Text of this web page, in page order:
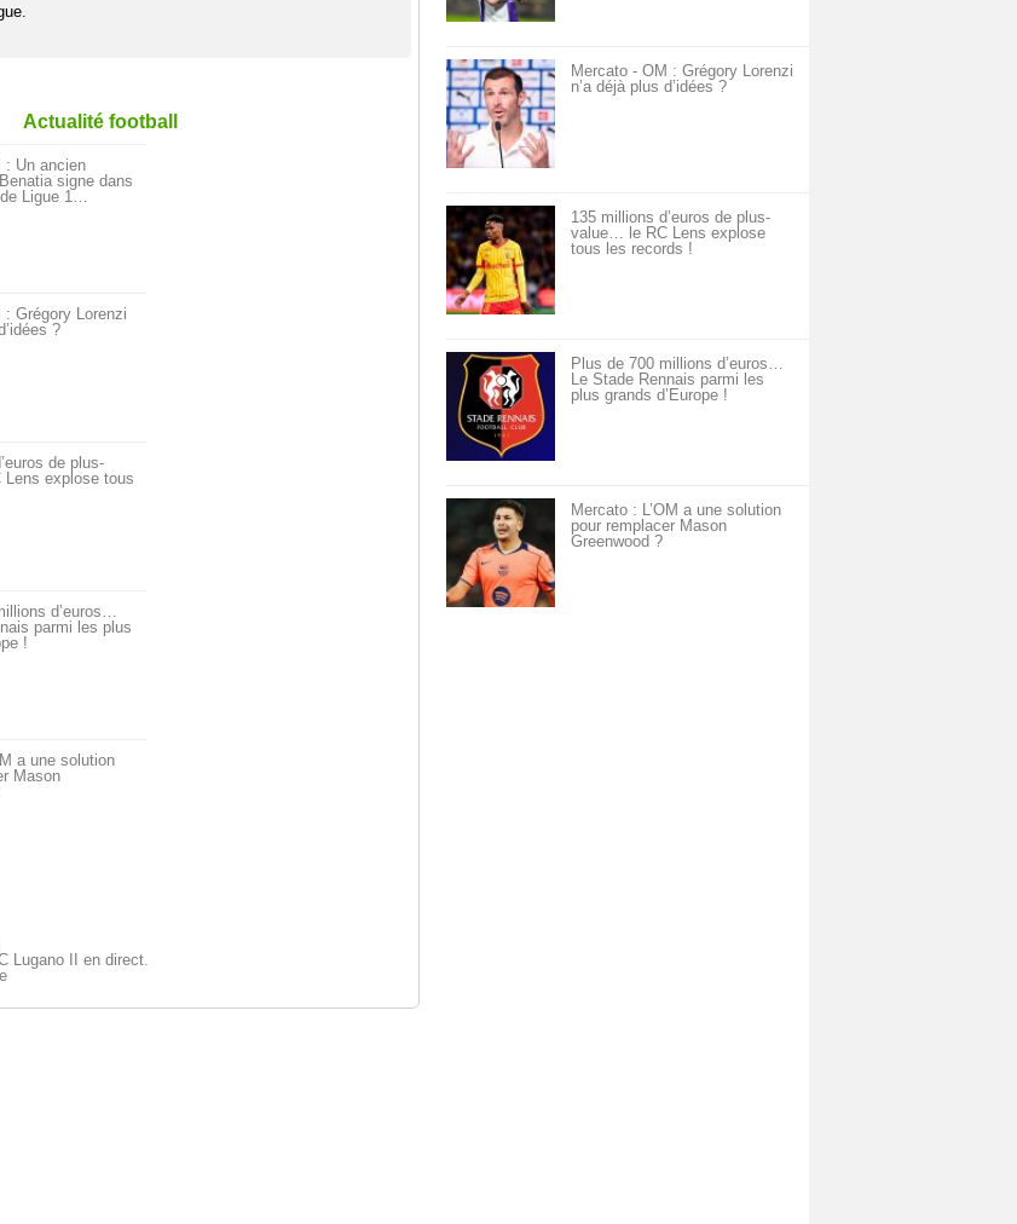
Actualité football
: Un ancien
signe dans
Ligue 1…
: Grégory Lorenzi
?
de plus-
explose tous
d’euros…
parmi les plus
!
a une solution
Mason
Lugano II en direct.
Mercato - OM : Grégory Lorenzi
n’a déjà plus d’idées ?
135 millions d’euros de plus-
value… le RC Lens explose
tous les records !
Plus de 700 millions d’euros…
Le Stade Rennais parmi les
plus grands d’Europe !
Mercato : L’OM a une solution
pour remplacer Mason
Greenwood ?